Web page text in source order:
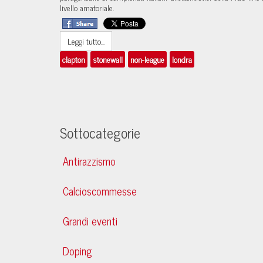
livello amatoriale.
Leggi tutto...
clapton
stonewall non-league londra
Sottocategorie
Antirazzismo
Calcioscommesse
Grandi eventi
Doping